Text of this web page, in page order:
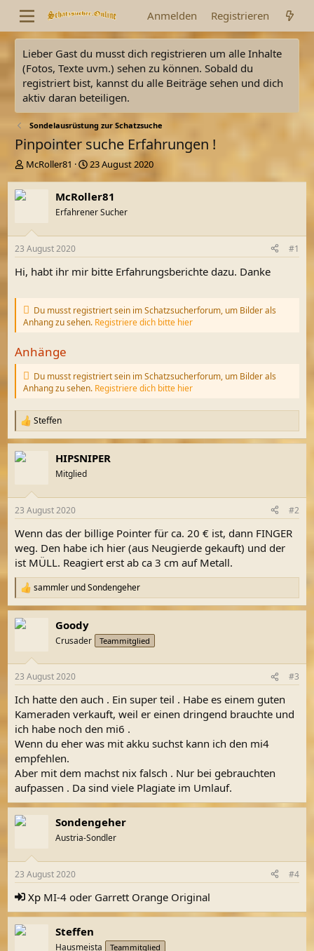
Anmelden Registrieren
Lieber Gast du musst dich registrieren um alle Inhalte
(Fotos, Texte uvm.) sehen zu können. Sobald du
registriert bist, kannst du alle Beiträge sehen und dich
aktiv daran beteiligen.
Sondelausrüstung zur Schatzsuche
Pinpointer suche Erfahrungen !
E
t
l
e
McRoller81
E
t
e
l
m
23 August 2020
McRoller81
Erfahrener Sucher
23 August 2020 #1
Hi, habt ihr mir bitte Erfahrungsberichte dazu. Danke
Du musst registriert sein im Schatzsucherforum, um Bilder als
Anhang zu sehen. Registriere dich bitte hier
Anhänge
Du musst registriert sein im Schatzsucherforum, um Bilder als
Anhang zu sehen. Registriere dich bitte hier
R
e
a
k
e
:
Steffen
HIPSNIPER
Mitglied
23 August 2020 #2
Wenn das der billige Pointer für ca. 20 € ist, dann FINGER
weg. Den habe ich hier (aus Neugierde gekauft) und der
ist MÜLL. Reagiert erst ab ca 3 cm auf Metall.
R
e
a
k
e
:
sammler undSondengeher
Goody
Crusader Teammitglied
23 August 2020 #3
Ich hatte den auch . Ein super teil . Habe es einem guten
Kameraden verkauft, weil er einen dringend brauchte und
ich habe noch den mi6 .
Wenn du eher was mit akku suchst kann ich den mi4
empfehlen.
Aber mit dem machst nix falsch . Nur bei gebrauchten
aufpassen . Da sind viele Plagiate im Umlauf.
Sondengeher
Austria-Sondler
23 August 2020 #4
Xp MI-4 oder Garrett Orange Original
Steffen
Hausmeista Teammitglied